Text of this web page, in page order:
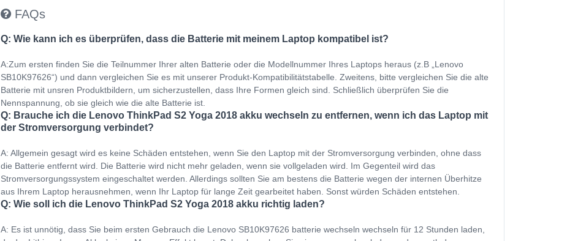
FAQs
Q: Wie kann ich es überprüfen, dass die Batterie mit meinem Laptop kompatibel ist?
A:Zum ersten finden Sie die Teilnummer Ihrer alten Batterie oder die Modellnummer Ihres Laptops heraus (z.B „Lenovo
SB10K97626“) und dann vergleichen Sie es mit unserer Produkt-Kompatibilitätstabelle. Zweitens, bitte vergleichen Sie die alte
Batterie mit unsren Produktbildern, um sicherzustellen, dass Ihre Formen gleich sind. Schließlich überprüfen Sie die
Nennspannung, ob sie gleich wie die alte Batterie ist.
Q: Brauche ich die Lenovo ThinkPad S2 Yoga 2018 akku wechseln zu entfernen, wenn ich das Laptop mit
der Stromversorgung verbindet?
A: Allgemein gesagt wird es keine Schäden entstehen, wenn Sie den Laptop mit der Stromversorgung verbinden, ohne dass
die Batterie entfernt wird. Die Batterie wird nicht mehr geladen, wenn sie vollgeladen wird. Im Gegenteil wird das
Stromversorgungssystem eingeschaltet werden. Allerdings sollten Sie am bestens die Batterie wegen der internen Überhitze
aus Ihrem Laptop herausnehmen, wenn Ihr Laptop für lange Zeit gearbeitet haben. Sonst würden Schäden entstehen.
Q: Wie soll ich die Lenovo ThinkPad S2 Yoga 2018 akku richtig laden?
A: Es ist unnötig, dass Sie beim ersten Gebrauch die Lenovo SB10K97626 batterie wechseln wechseln für 12 Stunden laden,